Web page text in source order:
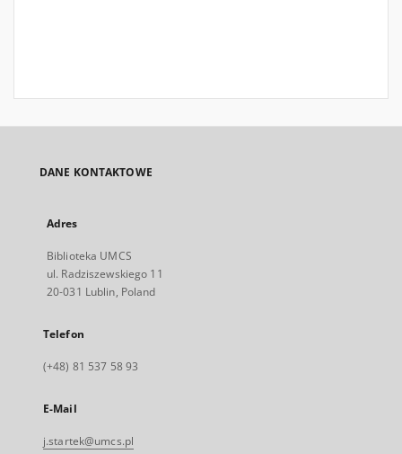
DANE KONTAKTOWE
Adres
Biblioteka UMCS
ul. Radziszewskiego 11
20-031 Lublin, Poland
Telefon
(+48) 81 537 58 93
E-Mail
j.startek@umcs.pl